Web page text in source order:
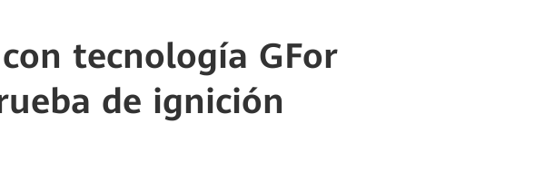
tecnología GFor
de ignición